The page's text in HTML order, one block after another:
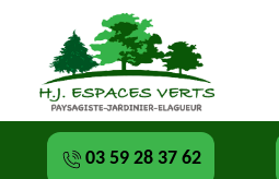
03 59 28 37 62